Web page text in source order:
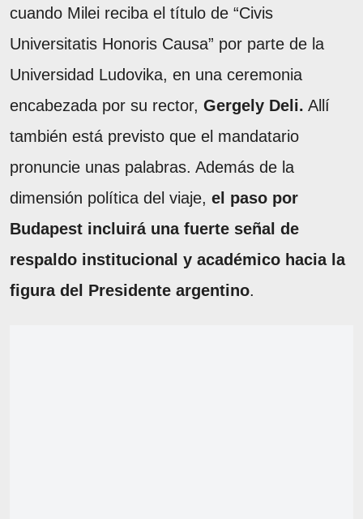
cuando Milei reciba el título de “Civis
Universitatis Honoris Causa” por parte de la
Universidad Ludovika, en una ceremonia
encabezada por su rector, Gergely Deli. Allí
también está previsto que el mandatario
pronuncie unas palabras. Además de la
dimensión política del viaje, el paso por
Budapest incluirá una fuerte señal de
respaldo institucional y académico hacia la
figura del Presidente argentino.